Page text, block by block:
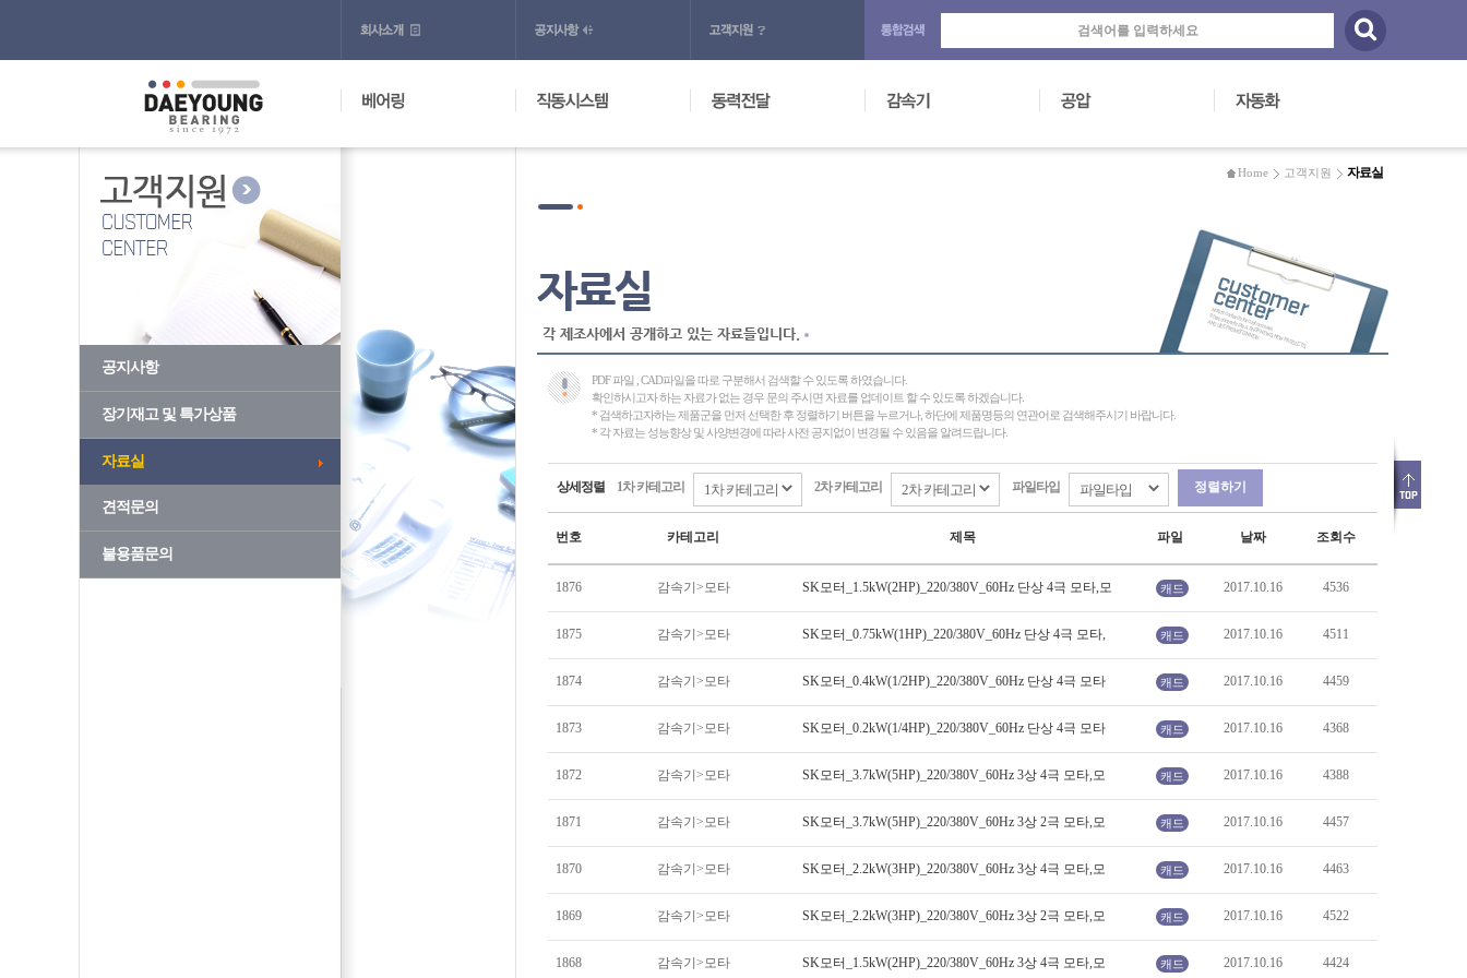
공지사항
장기재고 및 특가상품
자료실
견적문의
불용품문의
Home 고객지원 자료실
자료실
각 제조사에서 공개하고 있는 자료들입니다.
PDF 파일 , CAD파일을 따로 구분해서 검색할 수 있도록 하였습니다.
확인하시고자 하는 자료가 없는 경우 문의 주시면 자료를 업데이트 할 수 있도록 하겠습니다.
* 검색하고자하는 제품군을 먼저 선택한 후 정렬하기 버튼을 누르거나, 하단에 제품명등의 연관어로 검색해주시기 바랍니다.
* 각 자료는 성능향상 및 사양변경에 따라 사전 공지없이 변경될 수 있음을 알려드립니다.
상세정렬 1차 카테고리 2차 카테고리 파일타입 정렬하기
번호 카테고리 제목 파일 날짜 조회수
1876 감속기>모타 SK모터_1.5kW(2HP)_220/380V_60Hz 단상 4극 모타,모 캐드 2017.10.16 4536
1875 감속기>모타 SK모터_0.75kW(1HP)_220/380V_60Hz 단상 4극 모타, 캐드 2017.10.16 4511
1874 감속기>모타 SK모터_0.4kW(1/2HP)_220/380V_60Hz 단상 4극 모타 캐드 2017.10.16 4459
1873 감속기>모타 SK모터_0.2kW(1/4HP)_220/380V_60Hz 단상 4극 모타 캐드 2017.10.16 4368
1872 감속기>모타 SK모터_3.7kW(5HP)_220/380V_60Hz 3상 4극 모타,모 캐드 2017.10.16 4388
1871 감속기>모타 SK모터_3.7kW(5HP)_220/380V_60Hz 3상 2극 모타,모 캐드 2017.10.16 4457
1870 감속기>모타 SK모터_2.2kW(3HP)_220/380V_60Hz 3상 4극 모타,모 캐드 2017.10.16 4463
1869 감속기>모타 SK모터_2.2kW(3HP)_220/380V_60Hz 3상 2극 모타,모 캐드 2017.10.16 4522
1868 감속기>모타 SK모터_1.5kW(2HP)_220/380V_60Hz 3상 4극 모타,모 캐드 2017.10.16 4424